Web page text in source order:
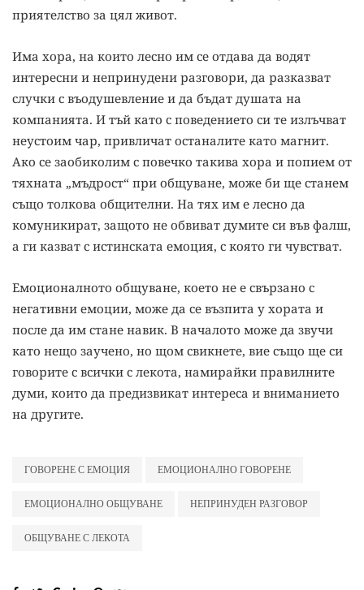
приятелство за цял живот.
Има хора, на които лесно им се отдава да водят
интересни и непринудени разговори, да разказват
случки с въодушевление и да бъдат душата на
компанията. И тъй като с поведението си те излъчват
неустоим чар, привличат останалите като магнит.
Ако се заобиколим с повечко такива хора и попием от
тяхната „мъдрост“ при общуване, може би ще станем
също толкова общителни. На тях им е лесно да
комуникират, защото не обвиват думите си във фалш,
а ги казват с истинската емоция, с която ги чувстват.
Емоционалното общуване, което не е свързано с
негативни емоции, може да се възпита у хората и
после да им стане навик. В началото може да звучи
като нещо заучено, но щом свикнете, вие също ще си
говорите с всички с лекота, намирайки правилните
думи, които да предизвикат интереса и вниманието
на другите.
ГОВОРЕНЕ С ЕМОЦИЯ ЕМОЦИОНАЛНО ГОВОРЕНЕ
ЕМОЦИОНАЛНО ОБЩУВАНЕ НЕПРИНУДЕН РАЗГОВОР
ОБЩУВАНЕ С ЛЕКОТА